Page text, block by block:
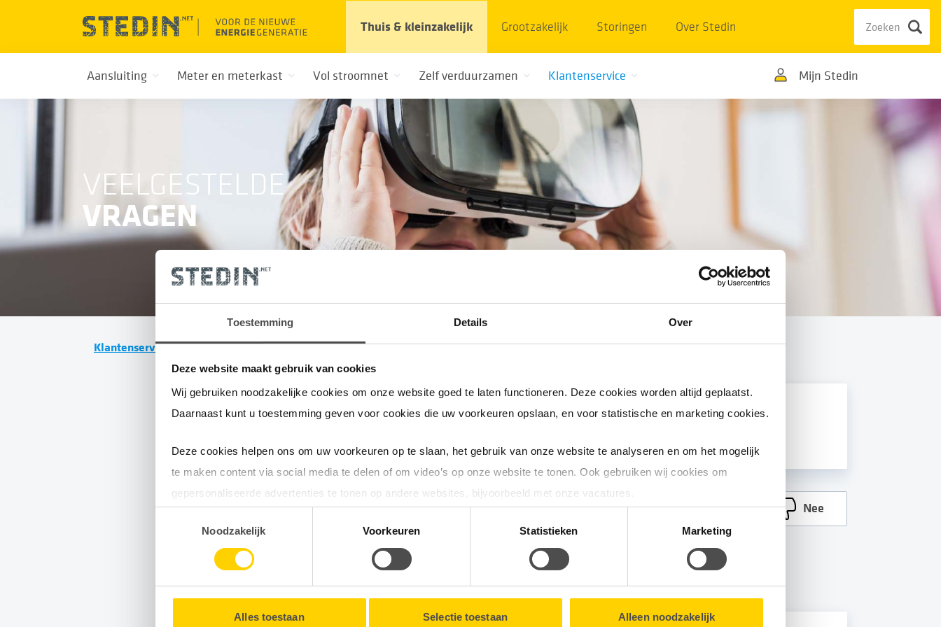
Toestemming Details Over
Deze website maakt gebruik van cookies
Wij gebruiken noodzakelijke cookies om onze website goed te laten functioneren. Deze cookies worden altijd geplaatst.
Daarnaast kunt u toestemming geven voor cookies die uw voorkeuren opslaan, en voor statistische en marketing cookies.
Deze cookies helpen ons om uw voorkeuren op te slaan, het gebruik van onze website te analyseren en om het mogelijk
te maken content via social media te delen of om video’s op onze website te tonen. Ook gebruiken wij cookies om
gepersonaliseerde advertenties te tonen op andere websites, bijvoorbeeld met onze vacatures.
Door gebruik te maken van optionele cookies verzamelen wij, samen met onze partners, informatie over u en volgen wij
uw surfgedrag binnen en buiten onze website.
U kunt uw toestemming op elk moment intrekken via deCookieverklaringonderaan onze website.
Noodzakelijk
Voorkeuren Statistieken Marketing
Alleen noodzakelijk
Selectie toestaan
Alles toestaan
Thuis & kleinzakelijk Grootzakelijk Storingen Over Stedin
Aansluiting Meter en meterkast Vol stroomnet Zelf verduurzamen Klantenservice Mijn Stedin
VEELGESTELDE
VRAGEN
Klantenservice Veelgestelde vragen
Hoe kan ik een noodstroomaggregaat huren?
Heeft deze pagina u geholpen bij uw vraag? Ja Nee
Gerelateerde vragen